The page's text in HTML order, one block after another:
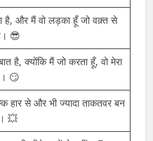
मेरी पहचान बनाते हैं। 👑
खुद को कंफ्यूज़ कर लेता हूँ। 💥
मैं वो लड़का हूं, जिसे पहचानने में
है। 🔥
है, और मैं वो लड़का हूँ जो वक़्त से
😎